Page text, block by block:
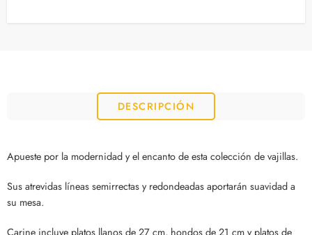
DESCRIPCIÓN
Apueste por la modernidad y el encanto de esta colección de vajillas.
Sus atrevidas líneas semirrectas y redondeadas aportarán suavidad a
su mesa.
Carine incluye platos llanos de 27 cm, hondos de 21 cm y platos de